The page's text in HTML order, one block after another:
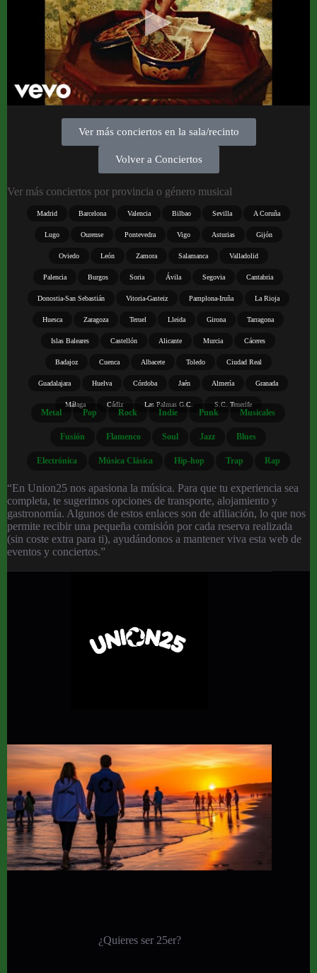
Ver más conciertos en la sala/recinto
Volver a Conciertos
Ver más conciertos por provincia o género musical
Madrid Barcelona Valencia Bilbao Sevilla A Coruña
Lugo Ourense Pontevedra Vigo Asturias Gijón
Oviedo León Zamora Salamanca Valladolid
Palencia Burgos Soria Ávila Segovia Cantabria
Donostia-San Sebastián Vitoria-Gasteiz Pamplona-Iruña La Rioja
Huesca Zaragoza Teruel Lleida Girona Tarragona
Islas Baleares Castellón Alicante Murcia Cáceres
Badajoz Cuenca Albacete Toledo Ciudad Real
Guadalajara Huelva Córdoba Jaén Almería Granada
Málaga Cádiz Las Palmas G.C. S.C. Tenerife
Metal Pop Rock Indie Punk Musicales
Fusión Flamenco Soul Jazz Blues
Electrónica Música Clásica Hip-hop Trap Rap
“En Union25 nos apasiona la música. Para que tu experiencia sea
completa, te sugerimos opciones de transporte, alojamiento y
gastronomía. Algunos de estos enlaces son de afiliación, lo que nos
permite recibir una pequeña comisión por cada reserva realizada
(sin coste extra para ti), ayudándonos a mantener viva esta web de
eventos y conciertos.”
¿Quieres ser 25er?